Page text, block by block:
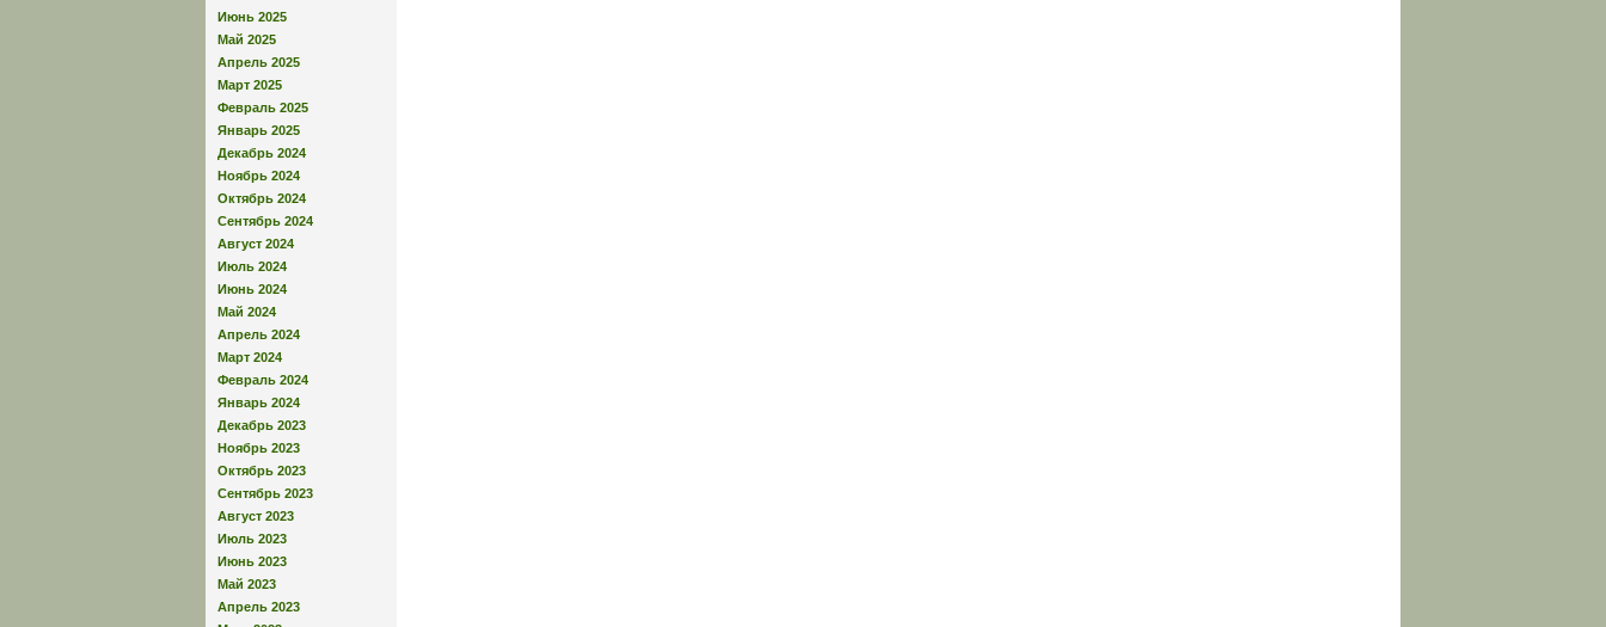
Июнь 2025
Май 2025
Апрель 2025
Март 2025
Февраль 2025
Январь 2025
Декабрь 2024
Ноябрь 2024
Октябрь 2024
Сентябрь 2024
Август 2024
Июль 2024
Июнь 2024
Май 2024
Апрель 2024
Март 2024
Февраль 2024
Январь 2024
Декабрь 2023
Ноябрь 2023
Октябрь 2023
Сентябрь 2023
Август 2023
Июль 2023
Июнь 2023
Май 2023
Апрель 2023